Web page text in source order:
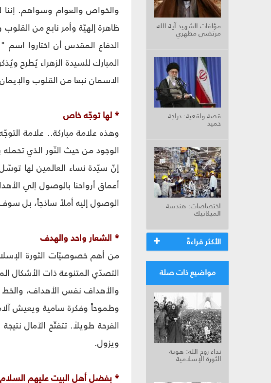
مؤلفات الشهيد آية الله
مرتضى مطهري
قصة واقعية: دراجة
حميد
اختصاصات: هندسة
الميكانيك
الأكثر قراءةً
مواضيع ذات صلة
نداء روح الله: هوية
الثورة الإسلامية
والخواص والعوام وسواهم.
ظاهرة إلهيّة وأمر نابع من
الدفاع المقدس أن اختاروا اسم
المبارك للسيدة الزهراء يُطرح
الاسمان نبعا من القلوب
* لها توجّه خاص
وهذه علامة مباركة.. علامة
الوجود من حيث النّور الذي
إنّ سيّدة نساء العالمين لها
أعماق أرواحنا بالوصول إلي
الوصول إليه أملاً ساذجاً، بل
* الشعار واحد والهدف
من أهم خصوصيّات الثورة
التصدّي المتنوعة ذات الأشكال
والأهداف نفس الأهداف،
وطموحاً وفكرة سامية ويعيش
الفرحة طويلاً. تتفتّح الآمال
ويزول.
* بفضل أهل البيت عليهم السلام